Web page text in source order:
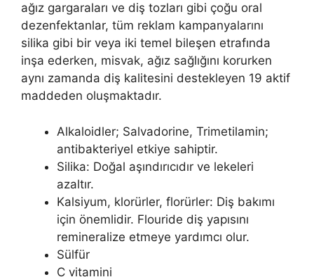
ağız gargaraları ve diş tozları gibi çoğu oral
dezenfektanlar, tüm reklam kampanyalarını
silika gibi bir veya iki temel bileşen etrafında
inşa ederken, misvak, ağız sağlığını korurken
aynı zamanda diş kalitesini destekleyen 19 aktif
maddeden oluşmaktadır.
Alkaloidler; Salvadorine, Trimetilamin;
antibakteriyel etkiye sahiptir.
Silika: Doğal aşındırıcıdır ve lekeleri
azaltır.
Kalsiyum, klorürler, florürler: Diş bakımı
için önemlidir. Flouride diş yapısını
remineralize etmeye yardımcı olur.
Sülfür
C vitamini